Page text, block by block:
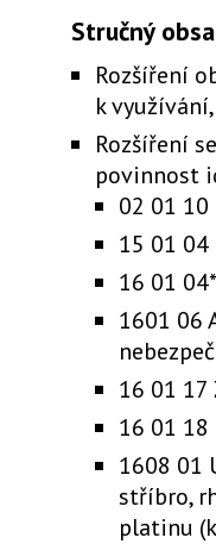
Stručný
Rozšíření
k
Rozšíření
povinnost
02 01 10
15 01
16 01
1601 06
16 01 17
16 01 18
1608 01
stříbro,
platinu